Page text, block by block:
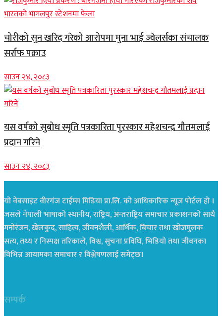
चोरीको सुन खरिद गरेको आरोपमा मुना भाई ज्वेलर्सका संचालक
सर्राफ पक्राउ
साउन २४, २०८३
यस वर्षको सुबोध स्मृति पत्रकारिता पुरस्कार महेशचन्द्र गौतमलाई
प्रदान गरिने
साउन २४, २०८३
यो वेबसाइट वीरगंज टाईम्स मिडिया प्रा.लि. को आधिकारिक न्यूज पोर्टल हो ।
जसले नेपाली भाषाको स्थानीय, राष्ट्रिय, अन्तराष्ट्रिय समाचार प्रकाशनको साथै
मनोरंजन, खेलकुद, साहित्य, जीवनशैली, आर्थिक, बिचार तथा खोजमुलक
सत्य, तथ्य र निस्पक्ष तरिकाले, विश्व, सुचना प्रविधि, भिडियो तथा जीवनका
विभिन्न आयामका समाचार र विश्लेषणलाई समेट्छ।
सम्पर्क